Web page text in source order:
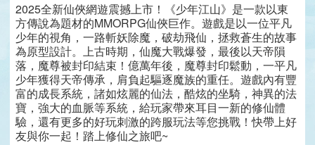
2025全新仙俠網遊震撼上市！《少年江山》是一款以東
方傳說為題材的MMORPG仙俠巨作。遊戲是以一位平凡
少年的視角，一路斬妖除魔，破劫飛仙，拯救蒼生的故事
為原型設計。上古時期，仙魔大戰爆發，最後以天帝隕
落，魔尊被封印結束！億萬年後，魔尊封印鬆動，一平凡
少年獲得天帝傳承，肩負起驅逐魔族的重任。遊戲內有豐
富的成長系統，諸如炫麗的仙法，酷炫的坐騎，神異的法
寶，強大的血脈等系統，給玩家帶來耳目一新的修仙體
驗，還有更多的好玩刺激的跨服玩法等您挑戰！快帶上好
友與你一起！踏上修仙之旅吧~